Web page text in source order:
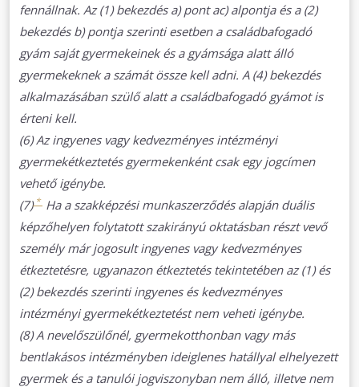
fennállnak. Az (1) bekezdés a) pont ac) alpontja és a (2)
bekezdés b) pontja szerinti esetben a családbafogadó
gyám saját gyermekeinek és a gyámsága alatt álló
gyermekeknek a számát össze kell adni. A (4) bekezdés
alkalmazásában szülő alatt a családbafogadó gyámot is
érteni kell.
(6) Az ingyenes vagy kedvezményes intézményi
gyermekétkeztetés gyermekenként csak egy jogcímen
vehető igénybe.
(7)* Ha a szakképzési munkaszerződés alapján duális
képzőhelyen folytatott szakirányú oktatásban részt vevő
személy már jogosult ingyenes vagy kedvezményes
étkeztetésre, ugyanazon étkeztetés tekintetében az (1) és
(2) bekezdés szerinti ingyenes és kedvezményes
intézményi gyermekétkeztetést nem veheti igénybe.
(8) A nevelőszülőnél, gyermekotthonban vagy más
bentlakásos intézményben ideiglenes hatállyal elhelyezett
gyermek és a tanulói jogviszonyban nem álló, illetve nem